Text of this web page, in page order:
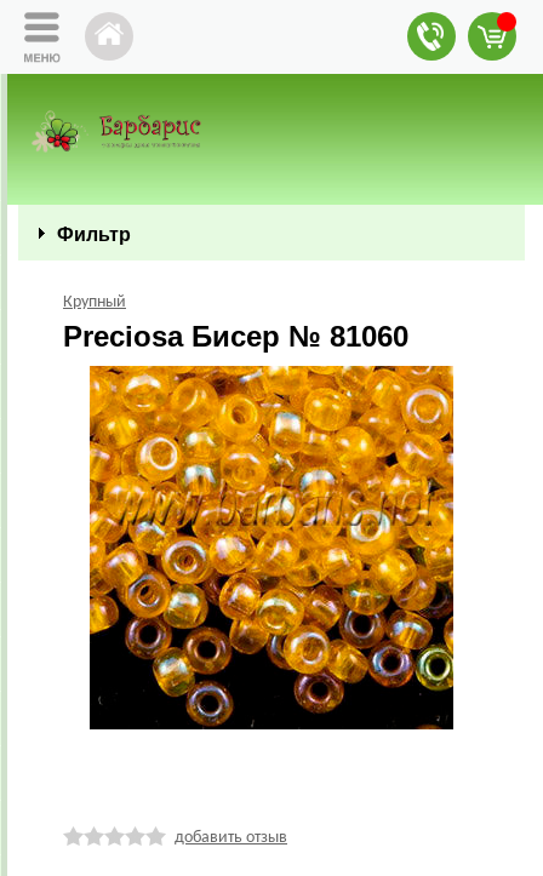
Фильтр
Крупный
Preciosa Бисер № 81060
добавить отзыв